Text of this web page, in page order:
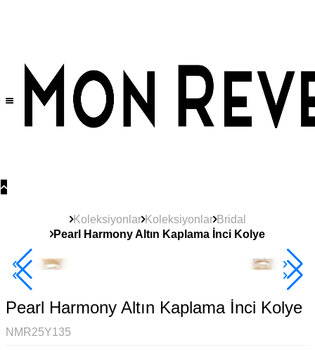
Koleksiyonlar Koleksiyonlar Bridal
Pearl Harmony Altın Kaplama İnci Kolye
2+ Ürüne +%10
Pearl Harmony Altın Kaplama İnci Kolye
NMR25Y135